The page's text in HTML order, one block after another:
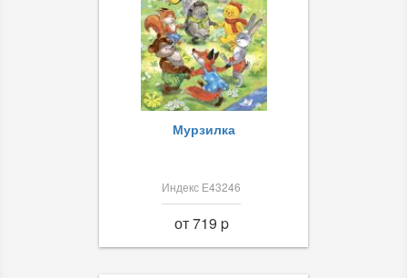
Мурзилка
Индекс Е43246
от 719 p